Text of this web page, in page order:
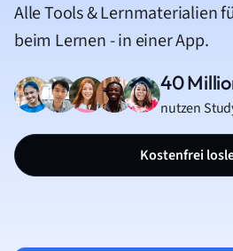
Alle Tools & Lernmaterialien
beim Lernen - in einer App.
40
nutzen
Kostenfrei